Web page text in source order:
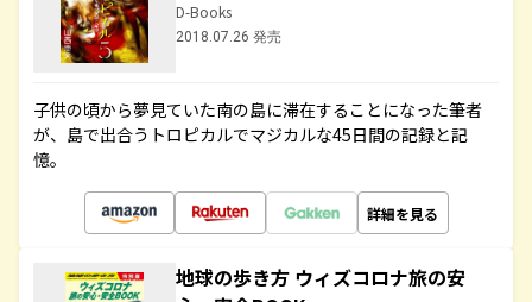
D-Books
2018.07.26 発売
子供の頃から夢見ていた南の島に滞在することになった筆者
が、島で出合うトロピカルでマジカルな45日間の記録と記
憶。
詳細を見る
地球の歩き方 ウィズコロナ旅の安